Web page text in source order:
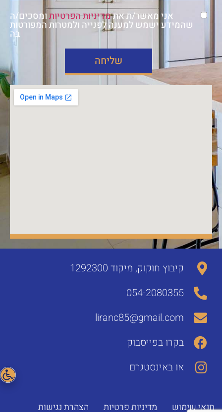
אני מאשר/ת אתמדיניות הפרטיותומסכים/ה
שהמידע ישמש למענה לפנייה ולמטרות המפורטות
בה
קיבוץ חוקוק, מיקוד 1292300
054-2080355
liranc85@gmail.com
בקרו בפייסבוק
או באינסטגרם
תנאי שימוש מדיניות פרטיות הצהרת נגישות